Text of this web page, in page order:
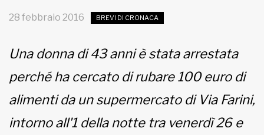
Inviateci le vostre segnalazioni
28 febbraio 2016 BREVI DI CRONACA
Una donna di 43 anni è stata arrestata
perché ha cercato di rubare 100 euro di
alimenti da un supermercato di Via Farini,
intorno all'1 della notte tra venerdì 26 e